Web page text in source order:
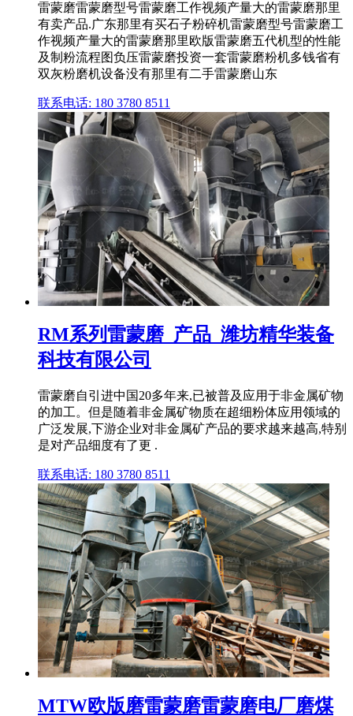
雷蒙磨雷蒙磨型号雷蒙磨工作视频产量大的雷蒙磨那里
有卖产品.广东那里有买石子粉碎机雷蒙磨型号雷蒙磨工
作视频产量大的雷蒙磨那里欧版雷蒙磨五代机型的性能
及制粉流程图负压雷蒙磨投资一套雷蒙磨粉机多钱省有
双灰粉磨机设备没有那里有二手雷蒙磨山东
联系电话: 180 3780 8511
RM系列雷蒙磨_产品_潍坊精华装备
科技有限公司
雷蒙磨自引进中国20多年来,已被普及应用于非金属矿物
的加工。但是随着非金属矿物质在超细粉体应用领域的
广泛发展,下游企业对非金属矿产品的要求越来越高,特别
是对产品细度有了更 .
联系电话: 180 3780 8511
MTW欧版磨雷蒙磨雷蒙磨电厂磨煤